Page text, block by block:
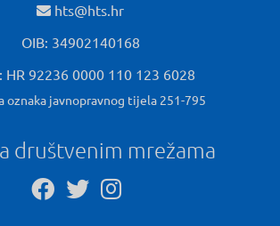
hts@hts.hr
OIB: 34902140168
HR 92236 0000 110 123 6028
oznaka javnopravnog tijela 251-795
društvenim mrežama